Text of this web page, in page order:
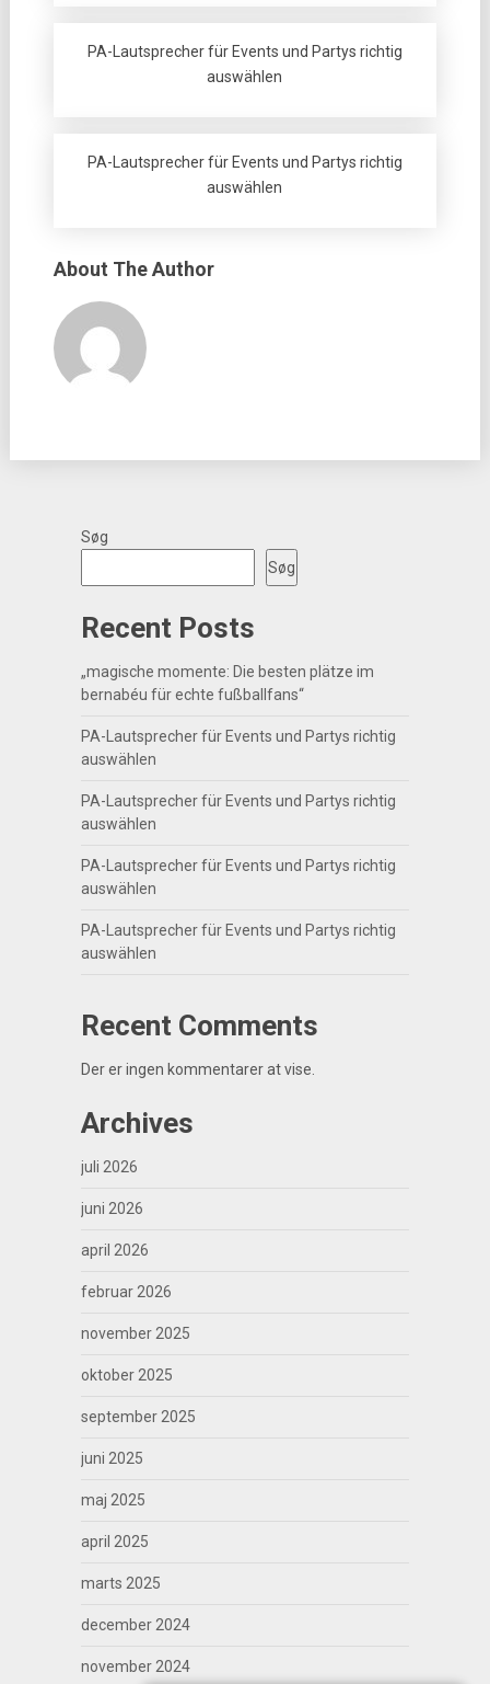
PA-Lautsprecher für Events und Partys richtig
auswählen
PA-Lautsprecher für Events und Partys richtig
auswählen
About The Author
Søg
Søg
Recent Posts
„magische momente: Die besten plätze im
bernabéu für echte fußballfans“
PA-Lautsprecher für Events und Partys richtig
auswählen
PA-Lautsprecher für Events und Partys richtig
auswählen
PA-Lautsprecher für Events und Partys richtig
auswählen
PA-Lautsprecher für Events und Partys richtig
auswählen
Recent Comments
Der er ingen kommentarer at vise.
Archives
juli 2026
juni 2026
april 2026
februar 2026
november 2025
oktober 2025
september 2025
juni 2025
maj 2025
april 2025
marts 2025
december 2024
november 2024